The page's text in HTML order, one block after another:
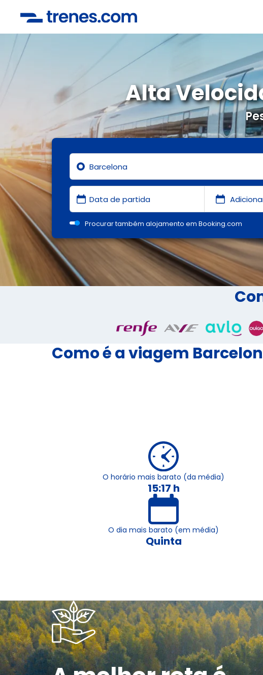
Alta
Procurar também alojamento em Booking.com
Como é a viagem
O horário mais barato (da média)
15:17 h
O dia mais barato (em média)
Quinta